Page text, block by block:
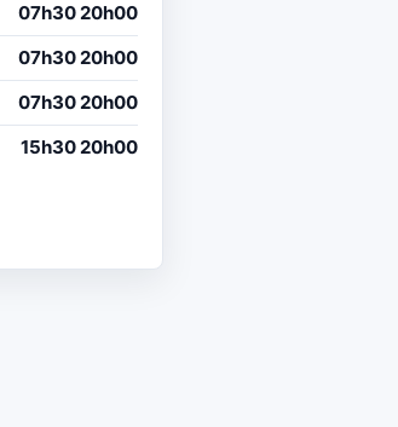
07h30 20h00
07h30 20h00
07h30 20h00
15h30 20h00